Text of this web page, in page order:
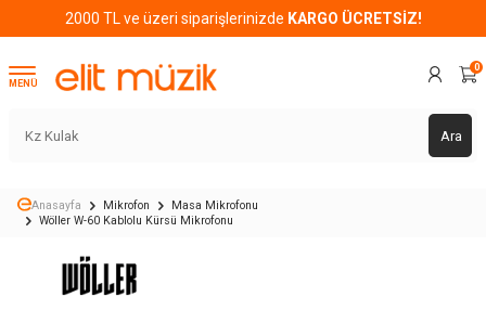
2000 TL ve üzeri siparişlerinizde KARGO ÜCRETSİZ!
MENÜ
Ara
0
Anasayfa Mikrofon
Masa Mikrofonu
Wöller W-60 Kablolu Kürsü Mikrofonu